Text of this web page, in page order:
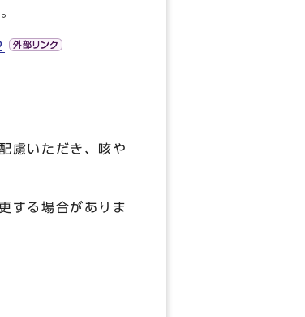
慮いただき、咳や
する場合がありま